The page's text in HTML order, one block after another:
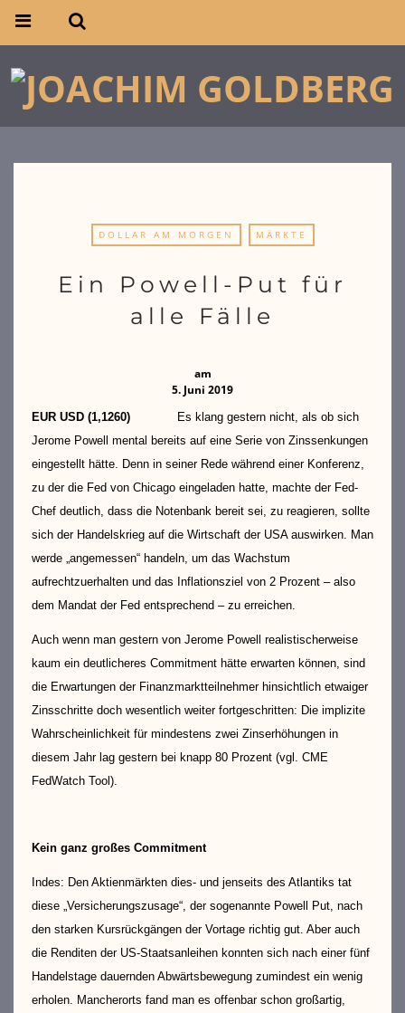
DOLLAR AM MORGEN MÄRKTE
Ein Powell-Put für
alle Fälle
am
5. Juni 2019
EUR USD (1,1260) Es klang gestern nicht, als ob sich
Jerome Powell mental bereits auf eine Serie von Zinssenkungen
eingestellt hätte. Denn in seiner Rede während einer Konferenz,
zu der die Fed von Chicago eingeladen hatte, machte der Fed-
Chef deutlich, dass die Notenbank bereit sei, zu reagieren, sollte
sich der Handelskrieg auf die Wirtschaft der USA auswirken. Man
werde „angemessen“ handeln, um das Wachstum
aufrechtzuerhalten und das Inflationsziel von 2 Prozent – also
dem Mandat der Fed entsprechend – zu erreichen.
Auch wenn man gestern von Jerome Powell realistischerweise
kaum ein deutlicheres Commitment hätte erwarten können, sind
die Erwartungen der Finanzmarktteilnehmer hinsichtlich etwaiger
Zinsschritte doch wesentlich weiter fortgeschritten: Die implizite
Wahrscheinlichkeit für mindestens zwei Zinserhöhungen in
diesem Jahr lag gestern bei knapp 80 Prozent (vgl. CME
FedWatch Tool).
Kein ganz großes Commitment
Indes: Den Aktienmärkten dies- und jenseits des Atlantiks tat
diese „Versicherungszusage“, der sogenannte Powell Put, nach
den starken Kursrückgängen der Vortage richtig gut. Aber auch
die Renditen der US-Staatsanleihen konnten sich nach einer fünf
Handelstage dauernden Abwärtsbewegung zumindest ein wenig
erholen. Mancherorts fand man es offenbar schon großartig,